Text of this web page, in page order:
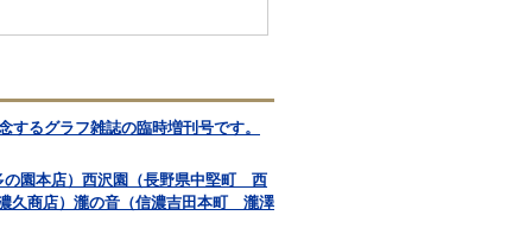
るグラフ雑誌の臨時増刊号です。
園本店）西沢園（長野県中堅町 西
久商店）瀧の音（信濃吉田本町 瀧澤